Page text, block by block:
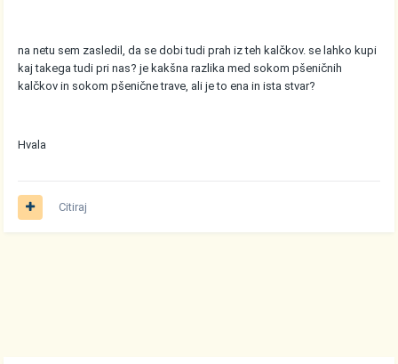
na netu sem zasledil, da se dobi tudi prah iz teh kalčkov. se lahko kupi
kaj takega tudi pri nas? je kakšna razlika med sokom pšeničnih
kalčkov in sokom pšenične trave, ali je to ena in ista stvar?
Hvala
Citiraj